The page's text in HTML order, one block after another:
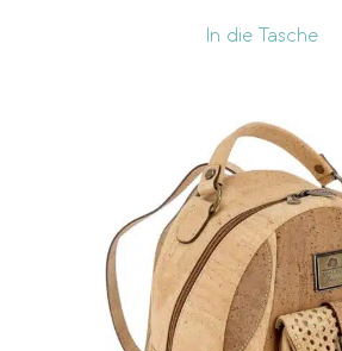
In die Tasche